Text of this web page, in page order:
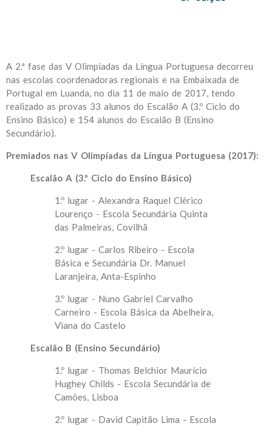
A 2.ª fase das V Olimpíadas da Língua Portuguesa decorreu
nas escolas coordenadoras regionais e na Embaixada de
Portugal em Luanda, no dia 11 de maio de 2017, tendo
realizado as provas 33 alunos do Escalão A (3.º Ciclo do
Ensino Básico) e 154 alunos do Escalão B (Ensino
Secundário).
Premiados nas V Olimpíadas da Língua Portuguesa (2017):
Escalão A (3.º Ciclo do Ensino Básico)
1.º lugar - Alexandra Raquel Clérico
Lourenço - Escola Secundária Quinta
das Palmeiras, Covilhã
2.º lugar - Carlos Ribeiro - Escola
Básica e Secundária Dr. Manuel
Laranjeira, Anta-Espinho
3.º lugar - Nuno Gabriel Carvalho
Carneiro - Escola Básica da Abelheira,
Viana do Castelo
Escalão B (Ensino Secundário)
1.º lugar - Thomas Belchior Maurício
Hughey Childs - Escola Secundária de
Camões, Lisboa
2.º lugar - David Capitão Lima - Escola